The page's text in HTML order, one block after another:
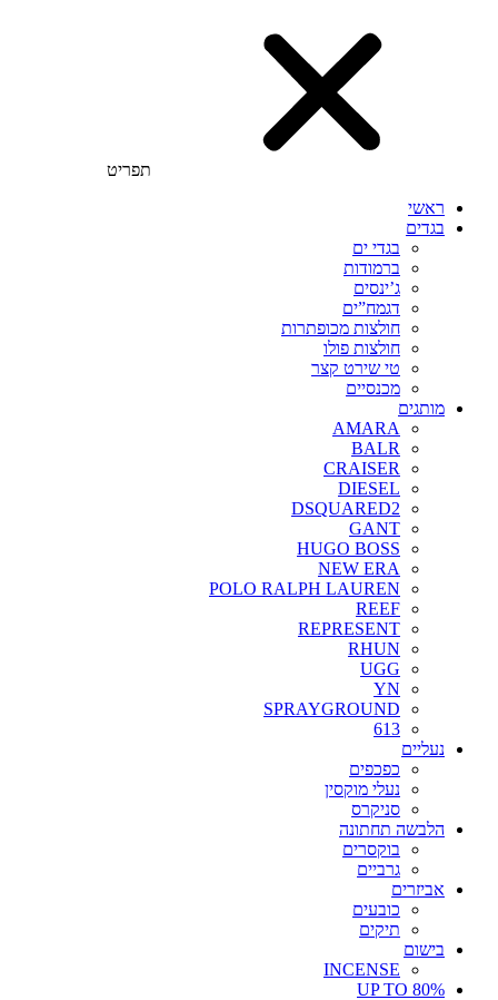
תפריט
ראשי
בגדים
בגדי ים
ברמודות
ג’ינסים
דגמח”ים
חולצות מכופתרות
חולצות פולו
טי שירט קצר
מכנסיים
מותגים
AMARA
BALR
CRAISER
DIESEL
DSQUARED2
GANT
HUGO BOSS
NEW ERA
POLO RALPH LAUREN
REEF
REPRESENT
RHUN
UGG
YN
SPRAYGROUND
613
נעליים
כפכפים
נעלי מוקסין
סניקרס
הלבשה תחתונה
בוקסרים
גרביים
אביזרים
כובעים
תיקים
בישום
INCENSE
UP TO 80%